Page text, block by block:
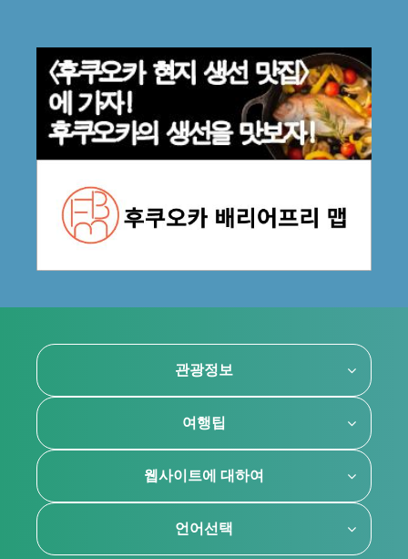
관광정보
여행팁
웹사이트에 대하여
언어선택